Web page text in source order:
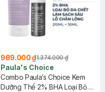
989.000 ₫1.374.000 ₫
Paula's Choice
Combo Paula’s Choice Kem
Dưỡng Thể 2% BHA Loại Bỏ Da